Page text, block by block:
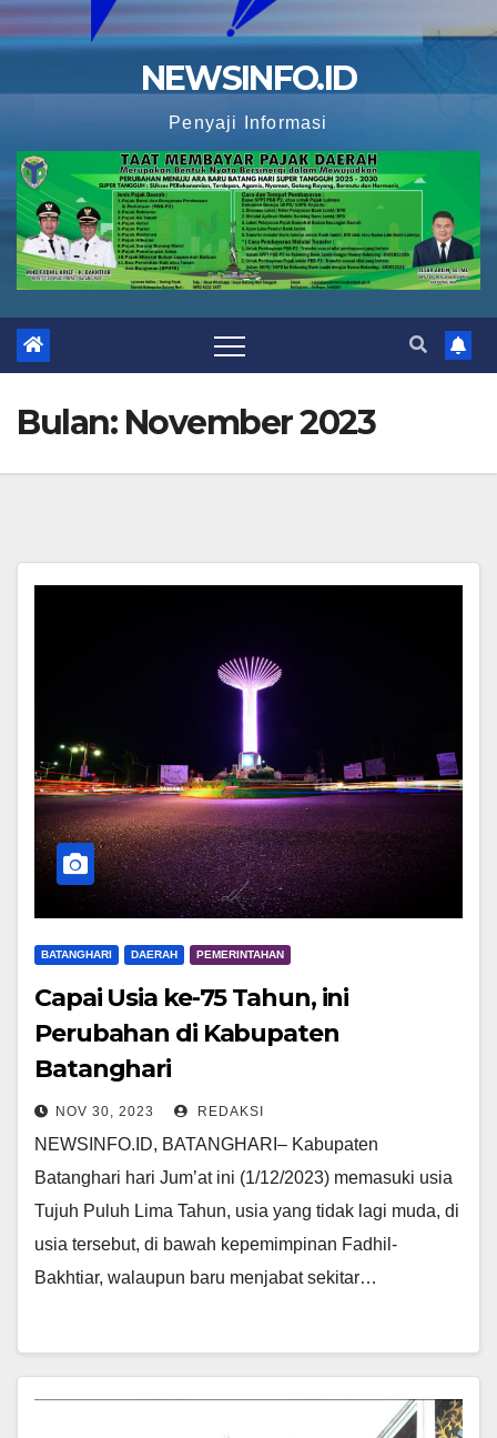
NEWSINFO.ID
Penyaji Informasi
Bulan: November 2023
BATANGHARI DAERAH PEMERINTAHAN
Capai Usia ke-75 Tahun, ini
Perubahan di Kabupaten
Batanghari
NOV 30, 2023 REDAKSI
NEWSINFO.ID, BATANGHARI– Kabupaten
Batanghari hari Jum’at ini (1/12/2023) memasuki usia
Tujuh Puluh Lima Tahun, usia yang tidak lagi muda, di
usia tersebut, di bawah kepemimpinan Fadhil-
Bakhtiar, walaupun baru menjabat sekitar…